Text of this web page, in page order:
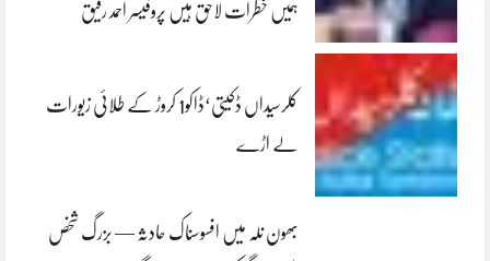
ہمیں خطرات لاحق ہیں پروفیسر احمد رفیق
کلرسیداں ڈکیتی‘ڈاکو1 کروڑ کے طلائی زیورات
لے اڑے
بھون نلہ میں افسوسناک حادثہ — بزرگ شخص